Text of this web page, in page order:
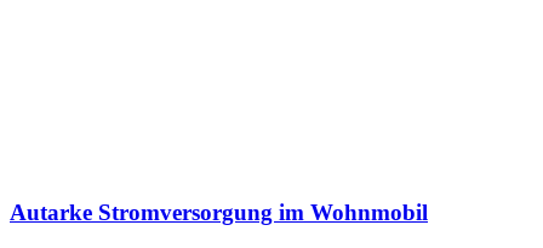
Autarke Stromversorgung im Wohnmobil